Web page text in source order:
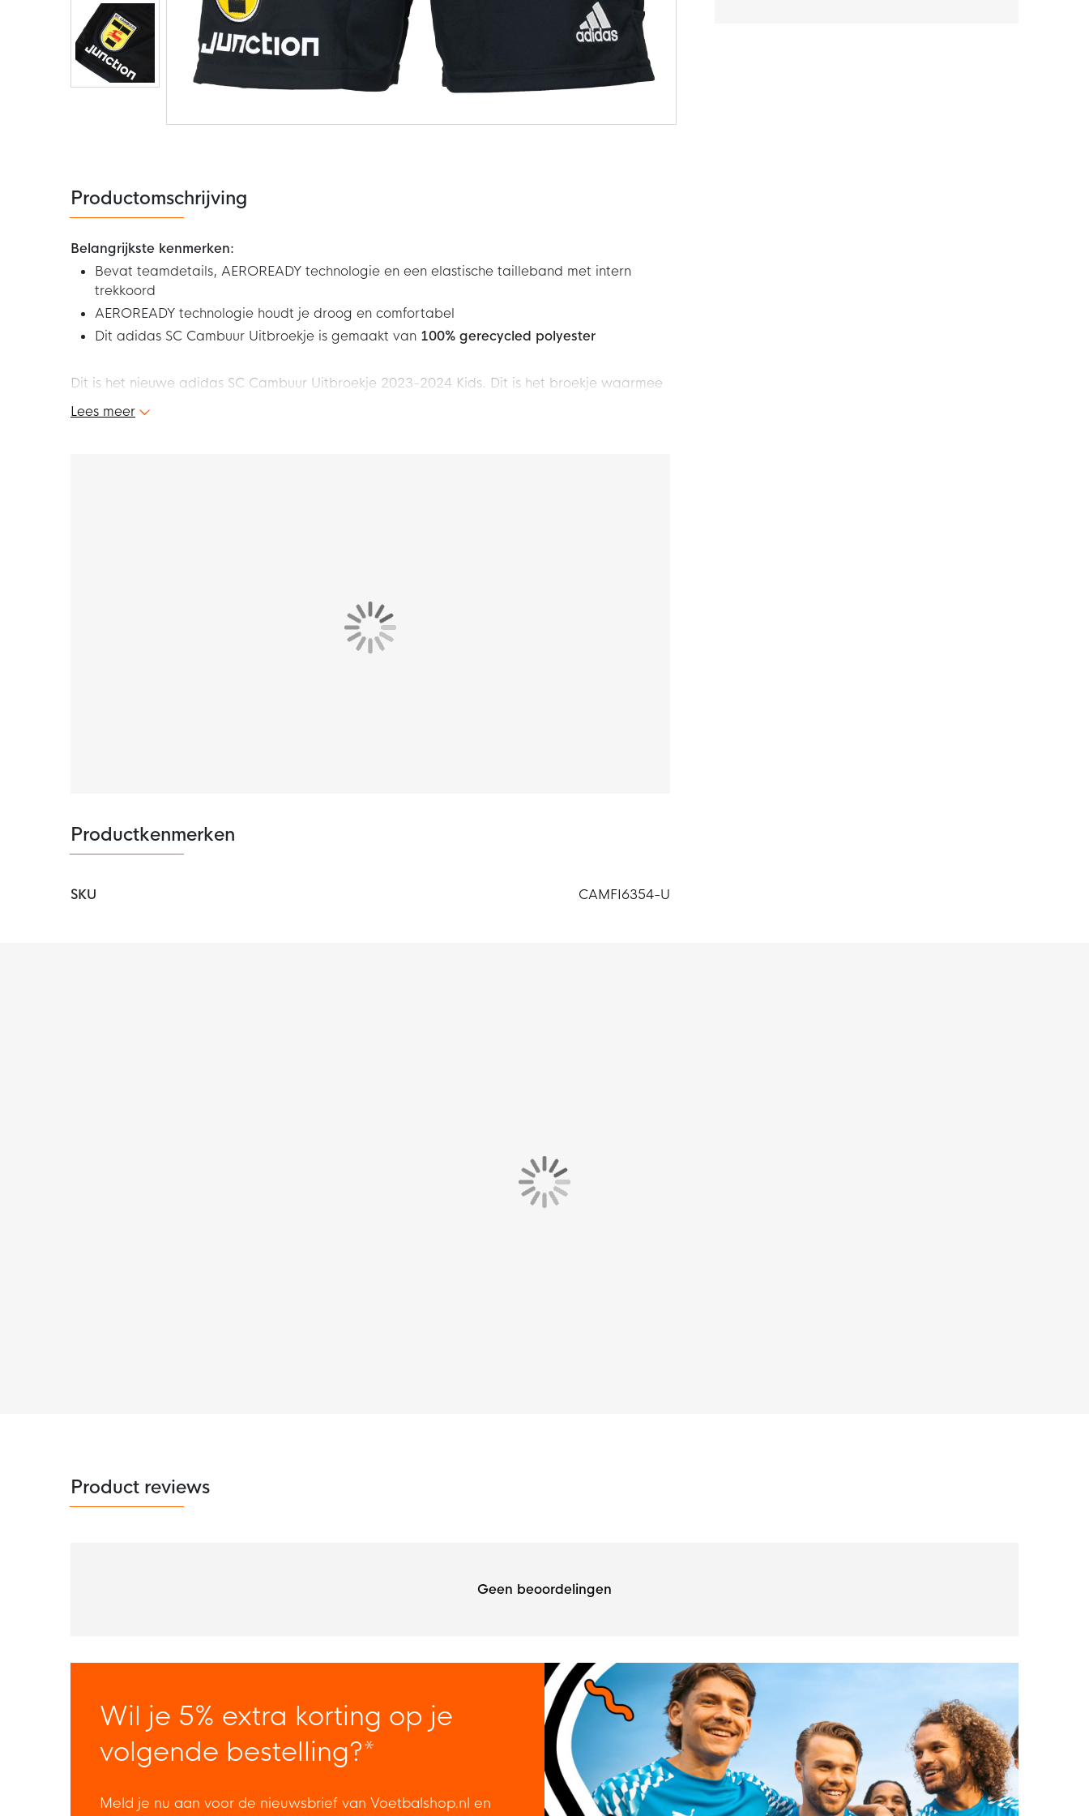
de
afbeeldingen-
gallerij
Productomschrijving
Belangrijkste kenmerken:
Bevat teamdetails, AEROREADY technologie en een elastische tailleband met intern
trekkoord
AEROREADY technologie houdt je droog en comfortabel
Dit adidas SC Cambuur Uitbroekje is gemaakt van 100% gerecycled polyester
Dit is het nieuwe adidas SC Cambuur Uitbroekje 2023-2024 Kids. Dit is het broekje waarmee
SC Cambuur Leeuwarden in uitwedstrijden voor de dag zal komen. Laat zien dat jij een fan
bent van SC Cambuur en haal het adidas SC Cambuur Uitbroekje 2023-2024 voor kids!
Het SC Cambuur Uitbroekje is gemaakt van 100%
Lees meer
Productkenmerken
SKU CAMFI6354-U
Product reviews
Geen beoordelingen
Wil je 5% extra korting op je
volgende bestelling?*
Meld je nu aan voor de nieuwsbrief van Voetbalshop.nl en